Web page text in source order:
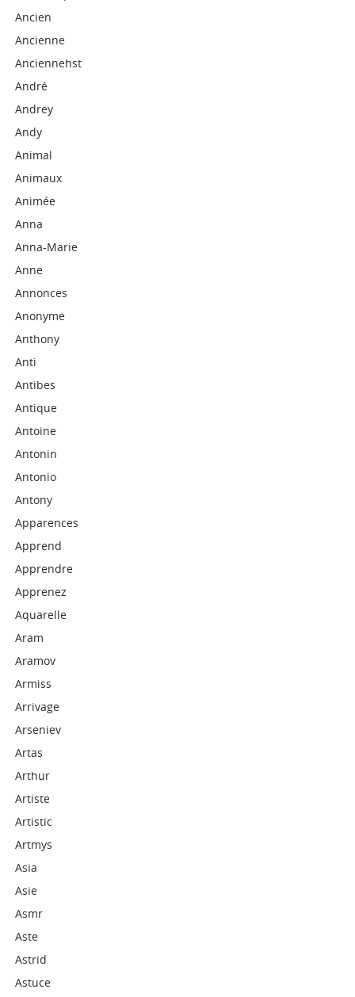
Ancien
Ancienne
Anciennehst
André
Andrey
Andy
Animal
Animaux
Animée
Anna
Anna-Marie
Anne
Annonces
Anonyme
Anthony
Anti
Antibes
Antique
Antoine
Antonin
Antonio
Antony
Apparences
Apprend
Apprendre
Apprenez
Aquarelle
Aram
Aramov
Armiss
Arrivage
Arseniev
Artas
Arthur
Artiste
Artistic
Artmys
Asia
Asie
Asmr
Aste
Astrid
Astuce